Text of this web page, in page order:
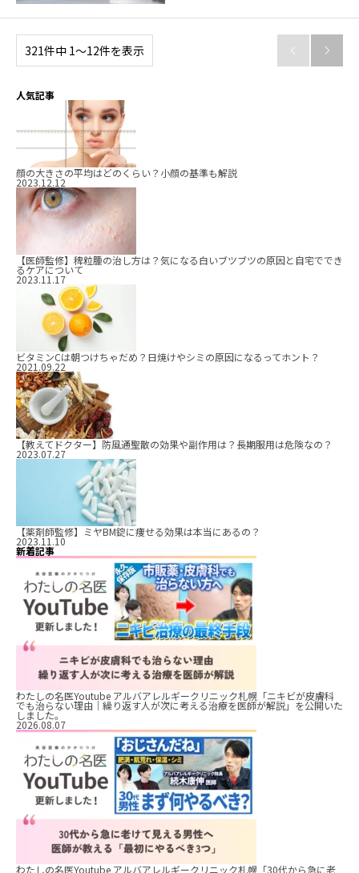
321件中 1〜12件を表示  
人気記事
顔の大きさの平均はどのくらい？小顔の基準も解説
2023.12.12
【医師監修】稗粒腫の治し方は？気になる白いブツブツの原因と自宅ででき
るケアについて
2023.11.17
ビタミンCは朝つけちゃだめ？日焼けやシミの原因になるってホント？
2021.09.22
【教えてドクター】防風通聖散の効果や副作用は？長期服用は危険なの？
2023.07.27
【薬剤師監修】ミヤBM錠に痩せる効果は本当にあるの？
2023.11.10
新着記事
わたしの名医Youtube アルバアレルギークリニック札幌「ニキビが皮膚科
でも治らない理由｜繰り返す人が次に考える治療を医師が解説」を公開いた
しました。
2026.08.07
わたしの名医Youtube アルバアレルギークリニック札幌「30代から急に老